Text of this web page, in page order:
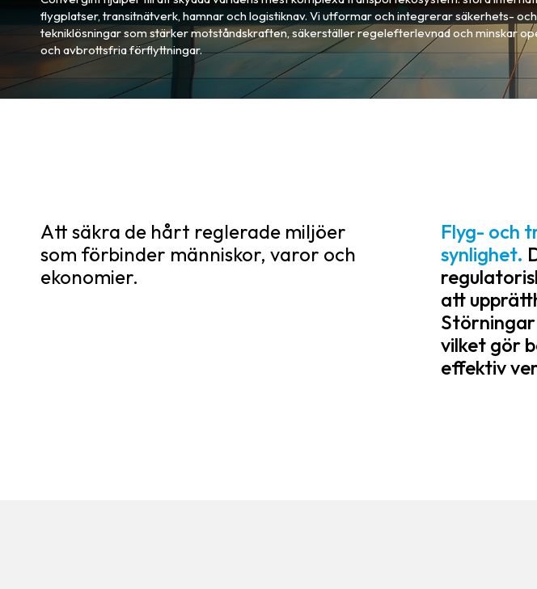
flygplatser, transitnätverk, hamnar och logistiknav. Vi utformar och integrerar säkerhets- och
tekniklösningar som stärker motståndskraften, säkerställer regelefterlevnad och minskar
och avbrottsfria förflyttningar.
Att säkra de hårt reglerade miljöer
som förbinder människor, varor och
ekonomier.
Flyg- och
synlighet.
att
Störningar
vilket gör
effektiv